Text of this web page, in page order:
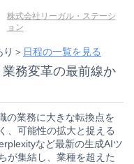
株式会社リーガル・ステーシ
ョン
り＞ 日程の一覧を見る
業務変革の最前線か
の業務に大きな転換点を
、可能性の拡大と捉える
など最新の生成AIツ
が集結し、業種を超えた